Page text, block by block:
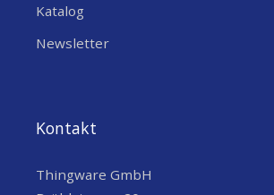
Katalog
Newsletter
Kontakt
Thingware GmbH